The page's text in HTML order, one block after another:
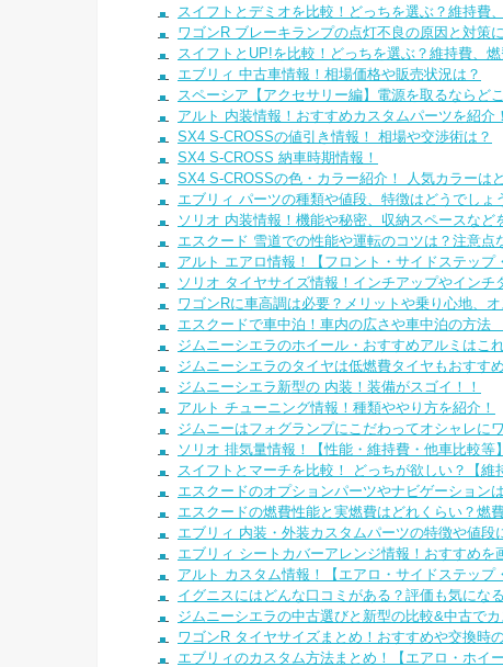
スイフトとデミオを比較！どっちを選ぶ？維持費
ワゴンR ブレーキランプの点灯不良の原因と対策
スイフトとUP!を比較！どっちを選ぶ？維持費、
エブリィ 中古車情報！相場価格や販売状況は？
スペーシア【アクセサリー編】電源を取るならど
アルト 内装情報！おすすめカスタムパーツを紹介！
SX4 S-CROSSの値引き情報！ 相場や交渉術は？
SX4 S-CROSS 納車時期情報！
SX4 S-CROSSの色・カラー紹介！ 人気カラーは
エブリィ パーツの種類や値段、特徴はどうでしょ
ソリオ 内装情報！機能や秘密、収納スペースなど
エスクード 雪道での性能や運転のコツは？注意点
アルト エアロ情報！【フロント・サイドステップ
ソリオ タイヤサイズ情報！インチアップやインチ
ワゴンRに車高調は必要？メリットや乗り心地、オ
エスクードで車中泊！車内の広さや車中泊の方
ジムニーシエラのホイール・おすすめアルミはこ
ジムニーシエラのタイヤは低燃費タイヤもおすす
ジムニーシエラ新型の 内装！装備がスゴイ！！
アルト チューニング情報！種類ややり方を紹介！
ジムニーはフォグランプにこだわってオシャレに
ソリオ 排気量情報！【性能・維持費・他車比較等】
スイフトとマーチを比較！ どっちが欲しい？【維
エスクードのオプションパーツやナビゲーション
エスクードの燃費性能と実燃費はどれくらい？燃
エブリィ 内装・外装カスタムパーツの特徴や値段
エブリィ シートカバーアレンジ情報！おすすめを
アルト カスタム情報！【エアロ・サイドステップ
イグニスにはどんな口コミがある？評価も気になる
ジムニーシエラの中古選びと新型の比較&中古でカ
ワゴンR タイヤサイズまとめ！おすすめや交換時
エブリィのカスタム方法まとめ！【エアロ・ホイ